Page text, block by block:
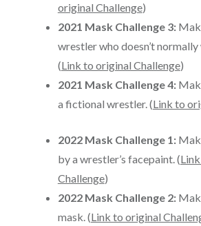
original Challenge)
2021 Mask Challenge 3:
wrestler who doesn’t normally
(Link to original Challenge)
2021 Mask Challenge 4:
a fictional wrestler. (Link to
2022 Mask Challenge 1:
by a wrestler’s facepaint. (
Challenge)
2022 Mask Challenge 2:
mask. (Link to original